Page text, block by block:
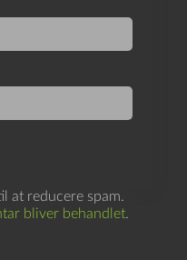
at reducere spam.
bliver behandlet.